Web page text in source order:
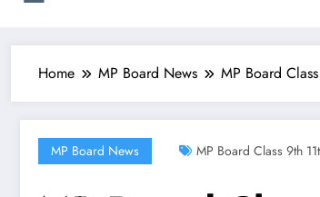
Home MP Board News MP Board Class
MP Board News MP Board Class 9th